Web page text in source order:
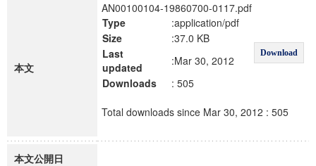
本文
AN00100104-19860700-0117.pdf
Type
:application/pdf
Download
Size
:37.0 KB
Last
updated
:Mar 30, 2012
Downloads
: 505
Total downloads since Mar 30, 2012 : 505
本文公開日